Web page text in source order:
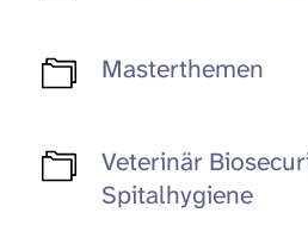
Masterthemen
Veterinär
Spitalhygiene